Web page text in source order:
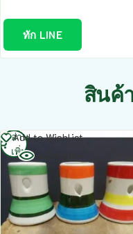
ทัก LINE
สินค้
Add to Wishlist
อ่าน
เพิ่ม